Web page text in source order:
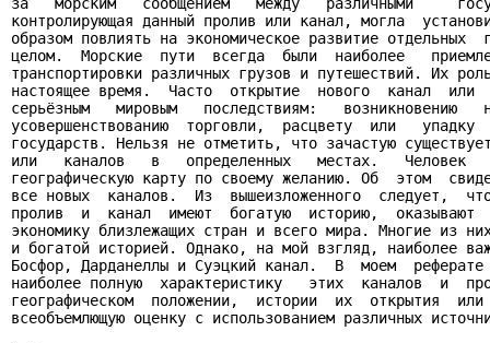
контролирующая данный пролив или канал, могла
образом повлиять на экономическое развитие
целом.  Морские  пути  всегда  были  наиболее
транспортировки различных грузов и путешествий. Их
настоящее время.  Часто  открытие  нового  канал  или
серьёзным   мировым   последствиям:   возникновению
усовершенствованию  торговли,  расцвету  или
государств. Нельзя не отметить, что зачастую
или   каналов   в   определенных   местах.   Человек
географическую карту по своему желанию. Об  этом
все новых  каналов.  Из  вышеизложенного  следует,
пролив  и  канал  имеют  богатую  историю,  оказывают
экономику близлежащих стран и всего мира. Многие из
и богатой историей. Однако, на мой взгляд, наиболее
Босфор, Дарданеллы и Суэцкий канал.  В  моем
наиболее полную  характеристику   этих  каналов  и
географическом  положении,  истории  их  открытия
всеобъемлющую оценку с использованием различных